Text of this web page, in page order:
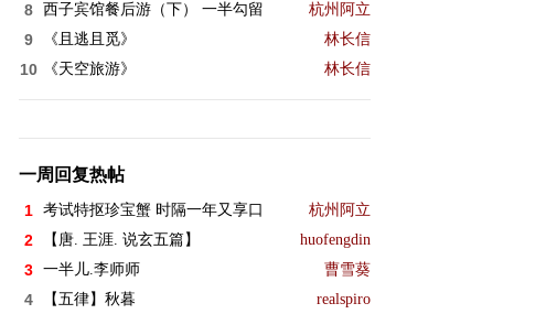
8 西子宾馆餐后游（下） 一半勾留 杭州阿立
9 《且逃且觅》 林长信
10 《天空旅游》 林长信
一周回复热帖
1 考试特抠珍宝蟹 时隔一年又享口 杭州阿立
2 【唐. 王涯. 说玄五篇】 huofengdin
3 一半儿.李师师 曹雪葵
4 【五律】秋暮 realspiro